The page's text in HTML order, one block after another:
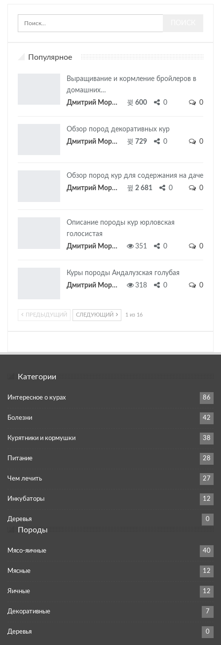
Популярное
Выращивание и кормление бройлеров в
домашних…
Дмитрий Морозов
600 0 0
Обзор пород декоративных кур
Дмитрий Морозов
729 0 0
Обзор пород кур для содержания на даче
Дмитрий Морозов
2 681 0 0
Описание породы кур юрловская
голосистая
Дмитрий Морозов
351 0 0
Куры породы Андалузская голубая
Дмитрий Морозов
318 0 0
ПРЕДЫДУЩИЙ СЛЕДУЮЩИЙ 1 из 16
Категории
Интересное о курах 86
Болезни 42
Курятники и кормушки 38
Питание 28
Чем лечить 27
Инкубаторы 12
Деревья 0
Породы
Мясо-яичные 40
Мясные 12
Яичные 12
Декоративные 7
Деревья 0